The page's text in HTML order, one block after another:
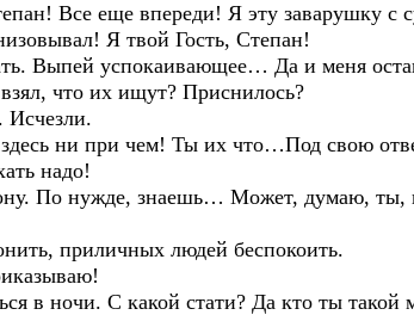
Все еще впереди! Я эту заварушку с
Я твой Гость, Степан!
Выпей успокаивающее… Да и меня
что их ищут? Приснилось?
Исчезли.
ни при чем! Ты их что…Под свою
надо!
По нужде, знаешь… Может, думаю, ты,
приличных людей беспокоить.
в ночи. С какой стати? Да кто ты такой